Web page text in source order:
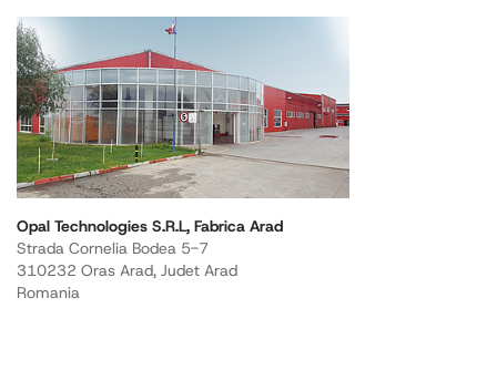
Opal Technologies S.R.L, Fabrica Arad
Strada Cornelia Bodea 5-7
310232 Oras Arad, Judet Arad
Romania